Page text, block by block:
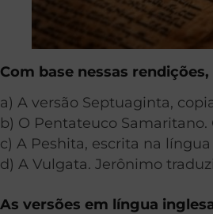
Com base nessas
a) A versão Septuaginta,
b) O Pentateuco
c) A Peshita, escrita na
d) A Vulgata. Jerônimo
As versões em língua